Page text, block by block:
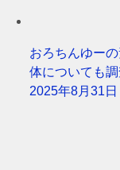
おろちんゆー
体についても調
2025年8月31日